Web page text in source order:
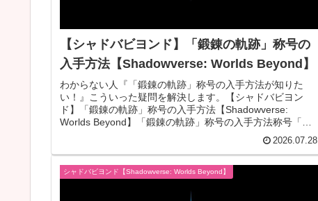
【シャドバビヨンド】「鍛錬の軌跡」称号の
入手方法【Shadowverse: Worlds Beyond】
わからない人『「鍛錬の軌跡」称号の入手方法が知りた
い！』こういった疑問を解決します。【シャドバビヨン
ド】「鍛錬の軌跡」称号の入手方法【Shadowverse:
Worlds Beyond】「鍛錬の軌跡」称号の入手方法称号「鍛
2026.07.28
シャドバビヨンド【Shadowverse: Worlds Beyond】